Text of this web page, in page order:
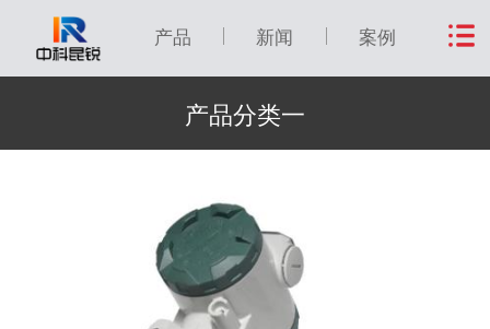
产品 新闻 案例
产品分类一